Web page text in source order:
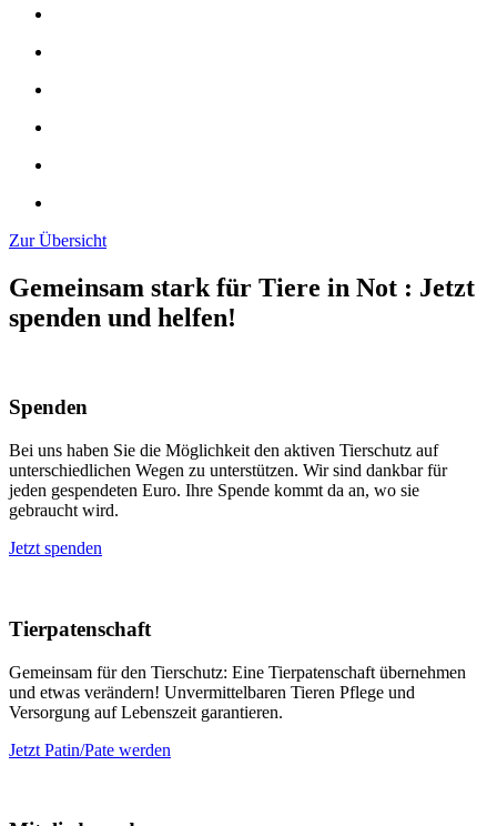
Zur Übersicht
Gemeinsam stark für Tiere in Not : Jetzt
spenden und helfen!
Spenden
Bei uns haben Sie die Möglichkeit den aktiven Tierschutz auf
unterschiedlichen Wegen zu unterstützen. Wir sind dankbar für
jeden gespendeten Euro. Ihre Spende kommt da an, wo sie
gebraucht wird.
Jetzt spenden
Tierpatenschaft
Gemeinsam für den Tierschutz: Eine Tierpatenschaft übernehmen
und etwas verändern! Unvermittelbaren Tieren Pflege und
Versorgung auf Lebenszeit garantieren.
Jetzt Patin/Pate werden